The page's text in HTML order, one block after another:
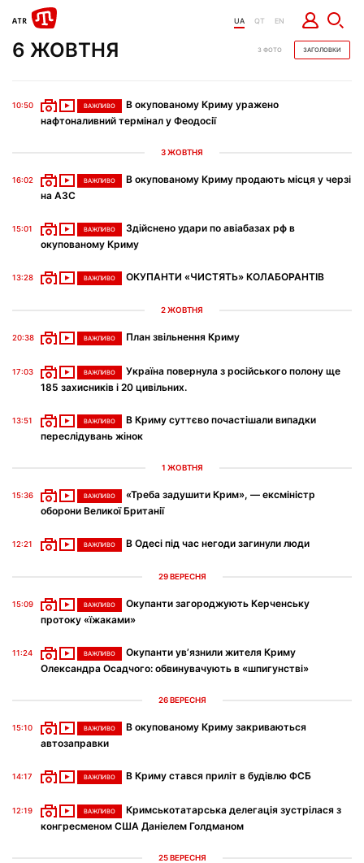
UA QT EN
6 ЖОВТНЯ З ФОТО ЗАГОЛОВКИ
10:50 ВАЖЛИВО
В окупованому Криму уражено
нафтоналивний термінал у Феодосії ‎
3 ЖОВТНЯ
16:02 ВАЖЛИВО
В окупованому Криму продають місця у черзі
на АЗС
15:01 ВАЖЛИВО
Здійснено удари по авіабазах рф в
окупованому Криму
13:28 ВАЖЛИВО ОКУПАНТИ «ЧИСТЯТЬ» КОЛАБОРАНТІВ
2 ЖОВТНЯ
20:38 ВАЖЛИВО План звільнення Криму
17:03 ВАЖЛИВО
Україна повернула з російського полону ще
185 захисників і 20 цивільних.
13:51 ВАЖЛИВО
В Криму суттєво почастішали випадки
переслідувань жінок
1 ЖОВТНЯ
15:36 ВАЖЛИВО
«Треба задушити Крим», — ексміністр
оборони Великої Британії
12:21 ВАЖЛИВО В Одесі під час негоди загинули люди
29 ВЕРЕСНЯ
15:09 ВАЖЛИВО
Окупанти загороджують Керченську
протоку «їжаками»
11:24 ВАЖЛИВО
Окупанти ув’язнили жителя Криму
Олександра Осадчого: обвинувачують в «шпигунстві»
26 ВЕРЕСНЯ
15:10 ВАЖЛИВО
В окупованому Криму закриваються
автозаправки
14:17 ВАЖЛИВО В Криму стався приліт в будівлю ФСБ
12:19 ВАЖЛИВО
Кримськотатарська делегація зустрілася з
конгресменом США Даніелем Голдманом
25 ВЕРЕСНЯ